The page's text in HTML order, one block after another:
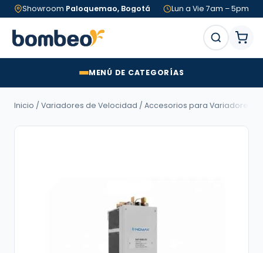
Showroom Paloquemao, Bogotá Lun a Vie 7am – 5pm
MENÚ DE CATEGORÍAS
Inicio / Variadores de Velocidad / Accesorios para Variadores